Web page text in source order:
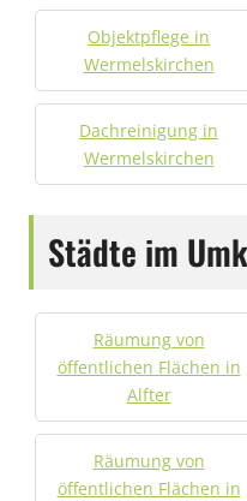
Objektpflege in
Wermelskirchen
Dachreinigung in
Wermelskirchen
Städte im
Räumung von
öffentlichen Flächen in
Alfter
Räumung von
öffentlichen Flächen in